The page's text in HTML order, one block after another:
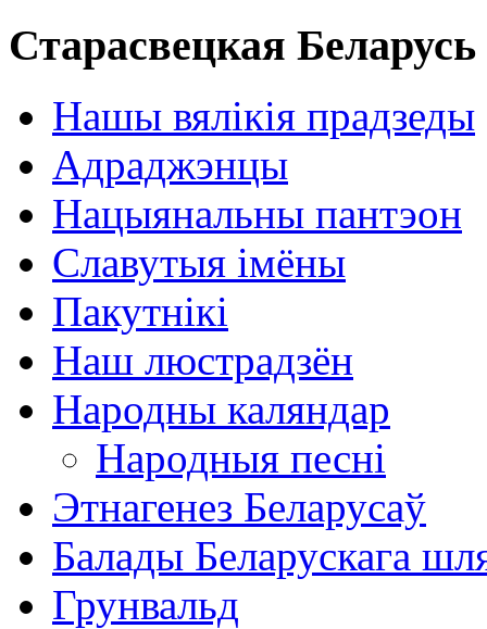
Старасвецкая Беларусь
Нашы вялікія прадзеды
Адраджэнцы
Нацыянальны пантэон
Славутыя імёны
Пакутнікі
Наш люстрадзён
Народны каляндар
Народныя песні
Этнагенез Беларусаў
Балады Беларускага
Грунвальд